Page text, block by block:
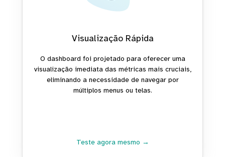
Visualização Rápida
O dashboard foi projetado para oferecer uma
visualização imediata das métricas mais cruciais,
eliminando a necessidade de navegar por
múltiplos menus ou telas.
Teste agora mesmo →